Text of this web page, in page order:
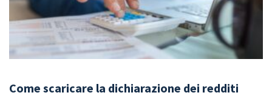
Come scaricare la dichiarazione dei redditi